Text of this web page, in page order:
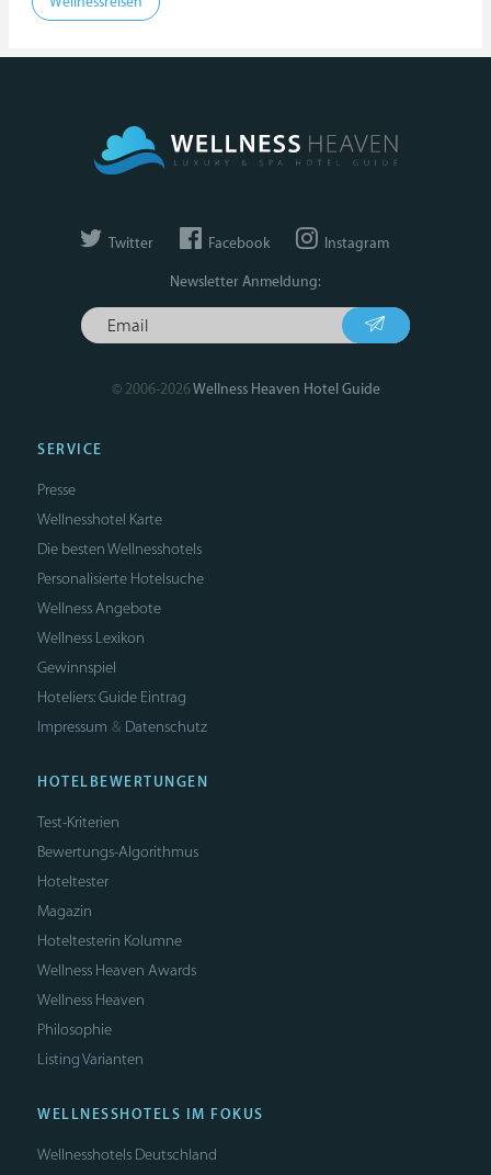
Twitter Facebook Instagram
Newsletter Anmeldung:
© 2006-2026Wellness Heaven Hotel Guide
SERVICE
Presse
Wellnesshotel Karte
Die besten Wellnesshotels
Personalisierte Hotelsuche
Wellness Angebote
Wellness Lexikon
Gewinnspiel
Hoteliers: Guide Eintrag
Impressum & Datenschutz
HOTELBEWERTUNGEN
Test-Kriterien
Bewertungs-Algorithmus
Hoteltester
Magazin
Hoteltesterin Kolumne
Wellness Heaven Awards
Wellness Heaven
Philosophie
Listing Varianten
WELLNESSHOTELS IM FOKUS
Wellnesshotels Deutschland